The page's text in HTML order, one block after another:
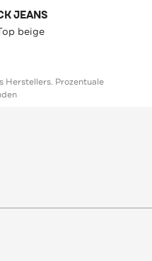
JEANS
beige
Herstellers. Prozentuale